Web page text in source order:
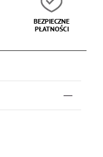
BEZPIECZNE
PŁATNOŚCI